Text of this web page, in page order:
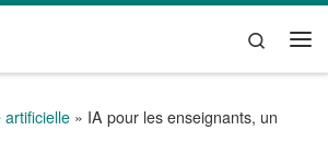
Search
artificielle » IA pour les enseignants, un